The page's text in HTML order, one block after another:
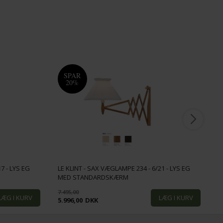
- LYS EG
SPAR
20%
LE KLINT - SAX VÆGLAMPE 234 - 6/21 - LYS EG
MED STANDARDSKÆRM
7.495,00
5.996,00 DKK